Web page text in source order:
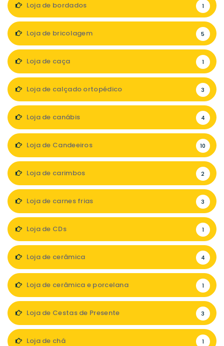
Loja de bordados 1
Loja de bricolagem 5
Loja de caça 1
Loja de calçado ortopédico 3
Loja de canábis 4
Loja de Candeeiros 10
Loja de carimbos 2
Loja de carnes frias 3
Loja de CDs 1
Loja de cerâmica 4
Loja de cerâmica e porcelana 1
Loja de Cestas de Presente 3
Loja de chá 1